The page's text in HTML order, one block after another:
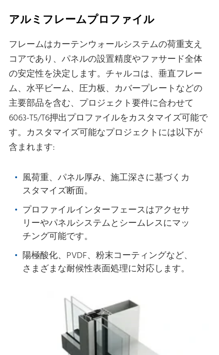
アルミフレームプロファイル
フレームはカーテンウォールシステムの荷重支え
コアであり、パネルの設置精度やファサード全体
の安定性を決定します。チャルコは、垂直フレー
ム、水平ビーム、圧力板、カバープレートなどの
主要部品を含む、プロジェクト要件に合わせて
6063-T5/T6押出プロファイルをカスタマイズ可能で
す。カスタマイズ可能なプロジェクトには以下が
含まれます:
風荷重、パネル厚み、施工深さに基づくカ
スタマイズ断面。
プロファイルインターフェースはアクセサ
リーやパネルシステムとシームレスにマッ
チング可能です。
陽極酸化、PVDF、粉末コーティングなど、
さまざまな耐候性表面処理に対応します。